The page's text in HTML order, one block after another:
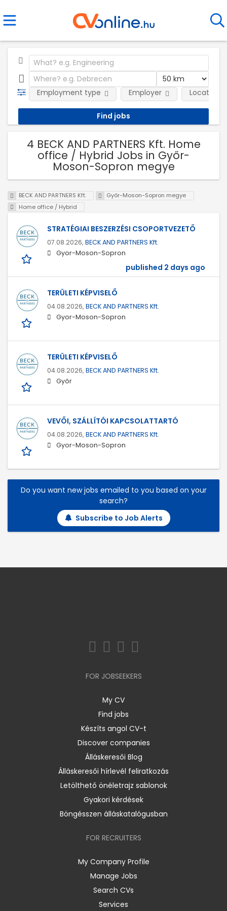
Employment type Employer Location
4 BECK AND PARTNERS Kft. Home
office / Hybrid Jobs in Győr-
Moson-Sopron megye
BECK AND PARTNERS Kft.
Győr-Moson-Sopron megye
Home office / Hybrid
STRATÉGIAI BESZERZÉSI CSOPORTVEZETŐ
07.08.2026, BECK AND PARTNERS Kft.
Gyor-Moson-Sopron
published 2 days ago
TERÜLETI KÉPVISELŐ
04.08.2026, BECK AND PARTNERS Kft.
Gyor-Moson-Sopron
TERÜLETI KÉPVISELŐ
04.08.2026, BECK AND PARTNERS Kft.
Győr
VEVŐI, SZÁLLÍTÓI KAPCSOLATTARTÓ
04.08.2026, BECK AND PARTNERS Kft.
Gyor-Moson-Sopron
Do you want new jobs emailed to you based on your
search?
Subscribe to Job Alerts
FOR JOBSEEKERS
My CV
Find jobs
Készíts angol CV-t
Discover companies
Álláskeresői Blog
Álláskeresői hírlevél feliratkozás
Letölthető önéletrajz sablonok
Gyakori kérdések
Böngésszen álláskatalógusban
FOR RECRUITERS
My Company Profile
Manage Jobs
Search CVs
Services